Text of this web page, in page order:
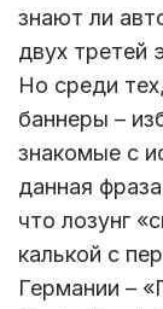
знают ли
двух третей
Но среди
баннеры –
знакомые с
данная
что лозунг
калькой с
Германии –